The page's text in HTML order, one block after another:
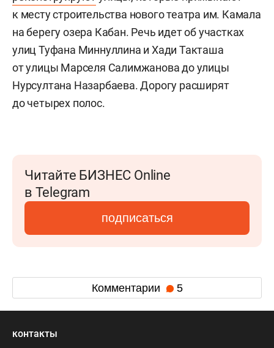
к месту строительства нового театра им. Камала
на берегу озера Кабан. Речь идет об участках
улиц Туфана Миннуллина и Хади Такташа
от улицы Марселя Салимжанова до улицы
Нурсултана Назарбаева. Дорогу расширят
до четырех полос.
Читайте БИЗНЕС Online
в Telegram
подписаться
Комментарии 5
контакты